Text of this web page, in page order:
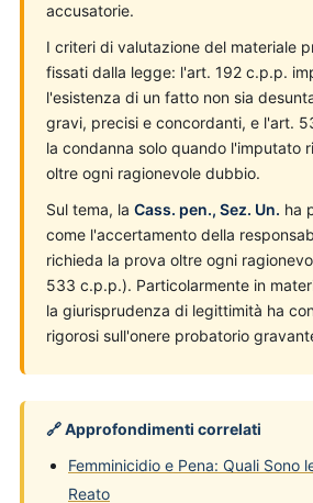
accusatorie.
I criteri di valutazione del materiale
fissati dalla legge: l'art. 192 c.p.p.
l'esistenza di un fatto non sia
gravi, precisi e concordanti, e l'art.
la condanna solo quando l'imputato
oltre ogni ragionevole dubbio.
Sul tema, la Cass. pen., Sez. Un. ha
come l'accertamento della
richieda la prova oltre ogni
533 c.p.p.). Particolarmente in
la giurisprudenza di legittimità ha
rigorosi sull'onere probatorio
🔗 Approfondimenti correlati
Femminicidio e Pena: Quali Sono
Reato